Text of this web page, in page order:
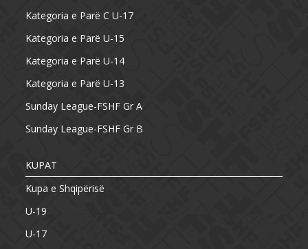
Kategoria e Parë C U-17
Kategoria e Parë U-15
Kategoria e Parë U-14
Kategoria e Parë U-13
Sunday League-FSHF Gr A
Sunday League-FSHF Gr B
KUPAT
Kupa e Shqipërisë
U-19
U-17